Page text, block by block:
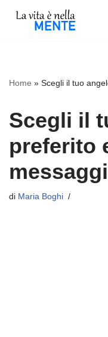
Home » Scegli il tuo
Scegli il
preferito
di Maria Boghi